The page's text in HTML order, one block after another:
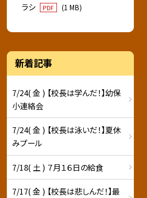
ラシ
PDF (1 MB)
新着記事
7/24( 金 ) 【校長は学んだ！】幼保
小連絡会
7/24( 金 ) 【校長は泳いだ！】夏休
みプール
7/18( 土 ) ７月１６日の給食
7/17( 金 ) 【校長は悲しんだ！】最